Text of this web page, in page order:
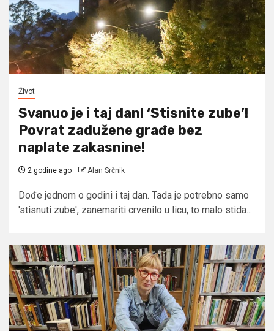
Život
Svanuo je i taj dan! ‘Stisnite zube’!
Povrat zadužene građe bez
naplate zakasnine!
2 godine ago Alan Srčnik
Dođe jednom o godini i taj dan. Tada je potrebno samo
'stisnuti zube', zanemariti crvenilo u licu, to malo stida...